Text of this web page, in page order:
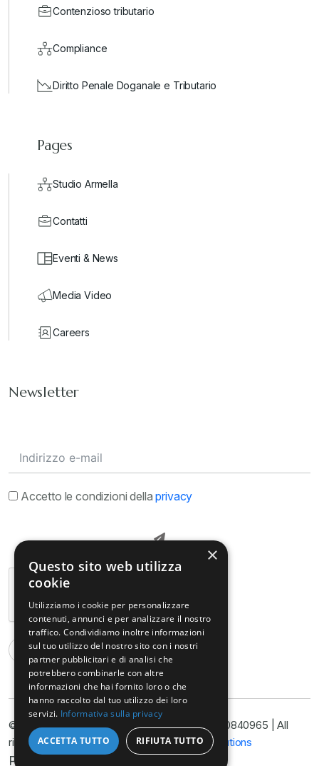
Contenzioso tributario
Compliance
Diritto Penale Doganale e Tributario
Pages
Studio Armella
Contatti
Eventi & News
Media Video
Careers
Newsletter
Accetto le condizioni dellaprivacy
© Copyright@ Studio Legale Armella P.I. 11090840965 | All
rights reserved 2025 | Developed byNyx Solutions
Privacy Policy
×
Questo sito web utilizza
cookie
Utilizziamo i cookie per personalizzare
contenuti, annunci e per analizzare il nostro
traffico. Condividiamo inoltre informazioni
sul tuo utilizzo del nostro sito con i nostri
partner pubblicitari e di analisi che
potrebbero combinarle con altre
informazioni che hai fornito loro o che
hanno raccolto dal tuo utilizzo dei loro
servizi. Informativa sulla privacy
ACCETTA TUTTO RIFIUTA TUTTO